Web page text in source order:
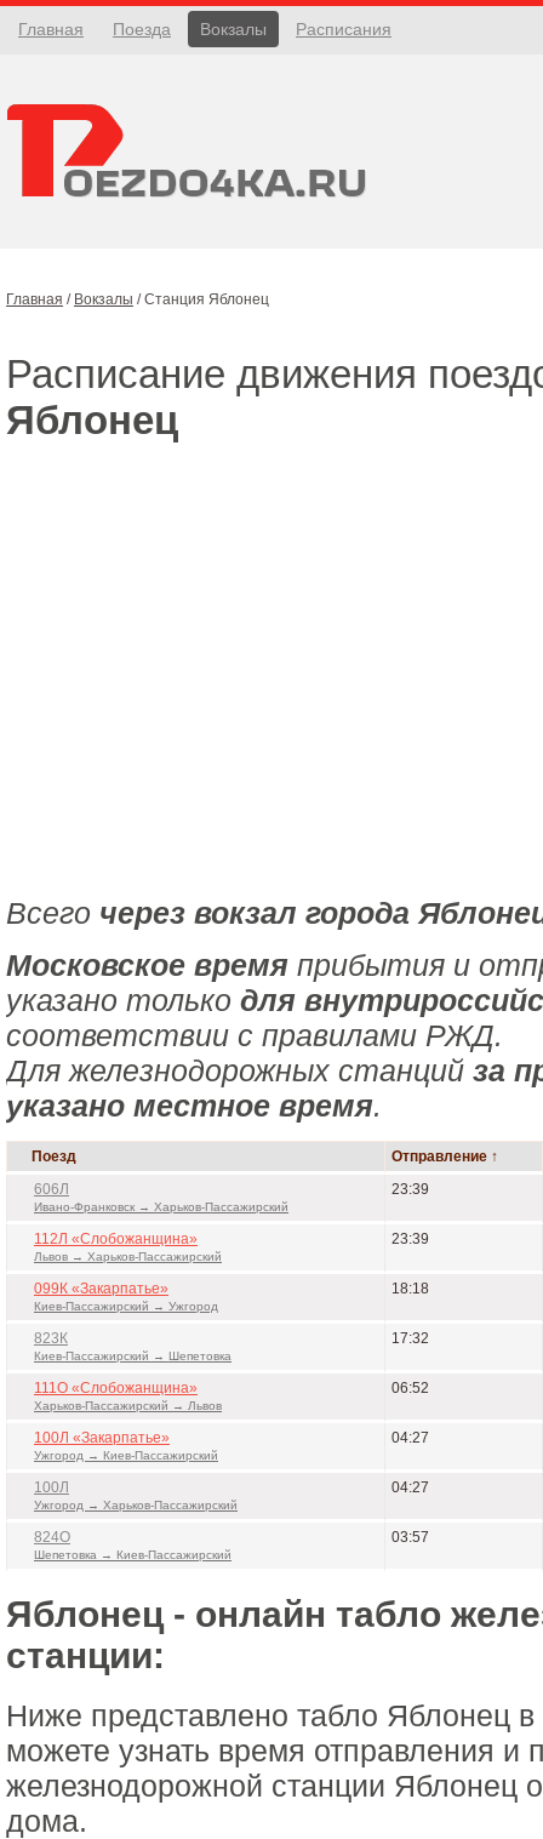
Главная Поезда Вокзалы Расписания
Главная / Вокзалы /Станция Яблонец
Расписание движения
Яблонец
Всего через вокзал города
Московское время прибытия и
указано только для
соответствии с правилами РЖД.
Для железнодорожных станций за
указано местное время.
Поезд
Отправление ↑
606Л
Ивано-Франковск → Харьков-Пассажирский
23:39
112Л «Слобожанщина»
Львов → Харьков-Пассажирский
23:39
099К «Закарпатье»
Киев-Пассажирский → Ужгород
18:18
823К
Киев-Пассажирский → Шепетовка
17:32
111О «Слобожанщина»
Харьков-Пассажирский → Львов
06:52
100Л «Закарпатье»
Ужгород → Киев-Пассажирский
04:27
100Л
Ужгород → Харьков-Пассажирский
04:27
824О
Шепетовка → Киев-Пассажирский
03:57
Яблонец - онлайн табло
станции:
Ниже представлено табло Яблонец
можете узнать время отправления и
железнодорожной станции Яблонец
дома.